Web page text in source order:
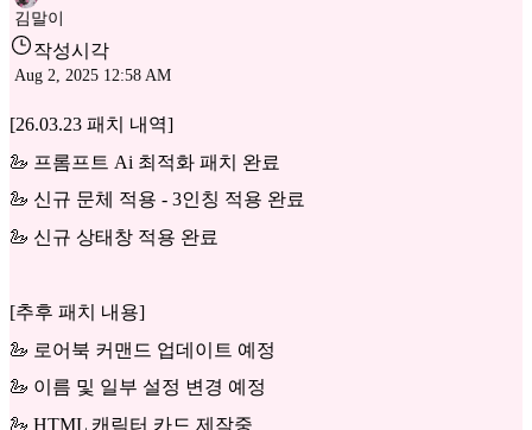
김말이
작성시각
Aug 2, 2025 12:58 AM
[26.03.23 패치 내역]
🦢 프롬프트 Ai 최적화 패치 완료
🦢 신규 문체 적용 - 3인칭 적용 완료
🦢 신규 상태창 적용 완료
[추후 패치 내용]
🦢 로어북 커맨드 업데이트 예정
🦢 이름 및 일부 설정 변경 예정
🦢 HTML 캐릭터 카드 제작중